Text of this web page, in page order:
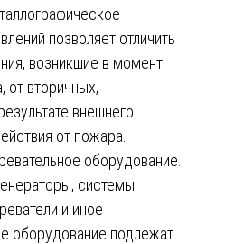
позволяет отличить
возникшие в момент
от вторичных,
внешнего
от пожара.
оборудование.
системы
и иное
оборудование подлежат